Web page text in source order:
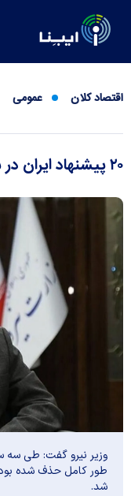
اقتصاد کلان عمومی
۲۰ پیشنهاد ایران در شانگهای به تصویب رسید
وزیر نیرو گفت: طی سه
طور کامل حذف شده بود
شد.